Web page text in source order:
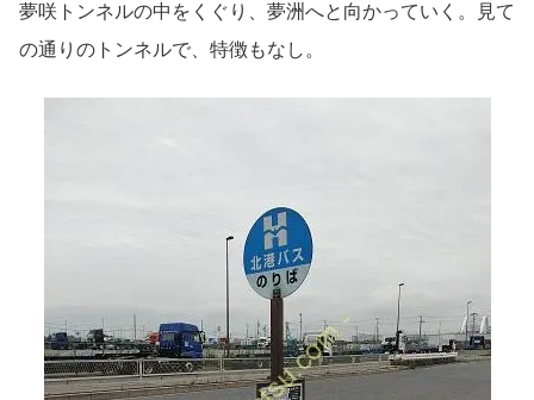
夢咲トンネルの中をくぐり、夢洲へと向かっていく。見て
の通りのトンネルで、特徴もなし。